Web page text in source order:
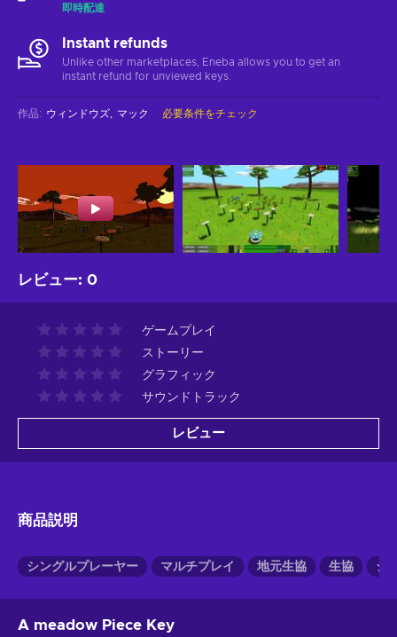
即時配達
Instant refunds
Unlike other marketplaces, Eneba allows you to get an
instant refund for unviewed keys.
作品: ウィンドウズ マック 必要条件をチェック
レビュー: 0
ゲームプレイ
ストーリー
グラフィック
サウンドトラック
レビュー
商品説明
シングルプレーヤー マルチプレイ 地元生協 生協 シ
A meadow Piece Key